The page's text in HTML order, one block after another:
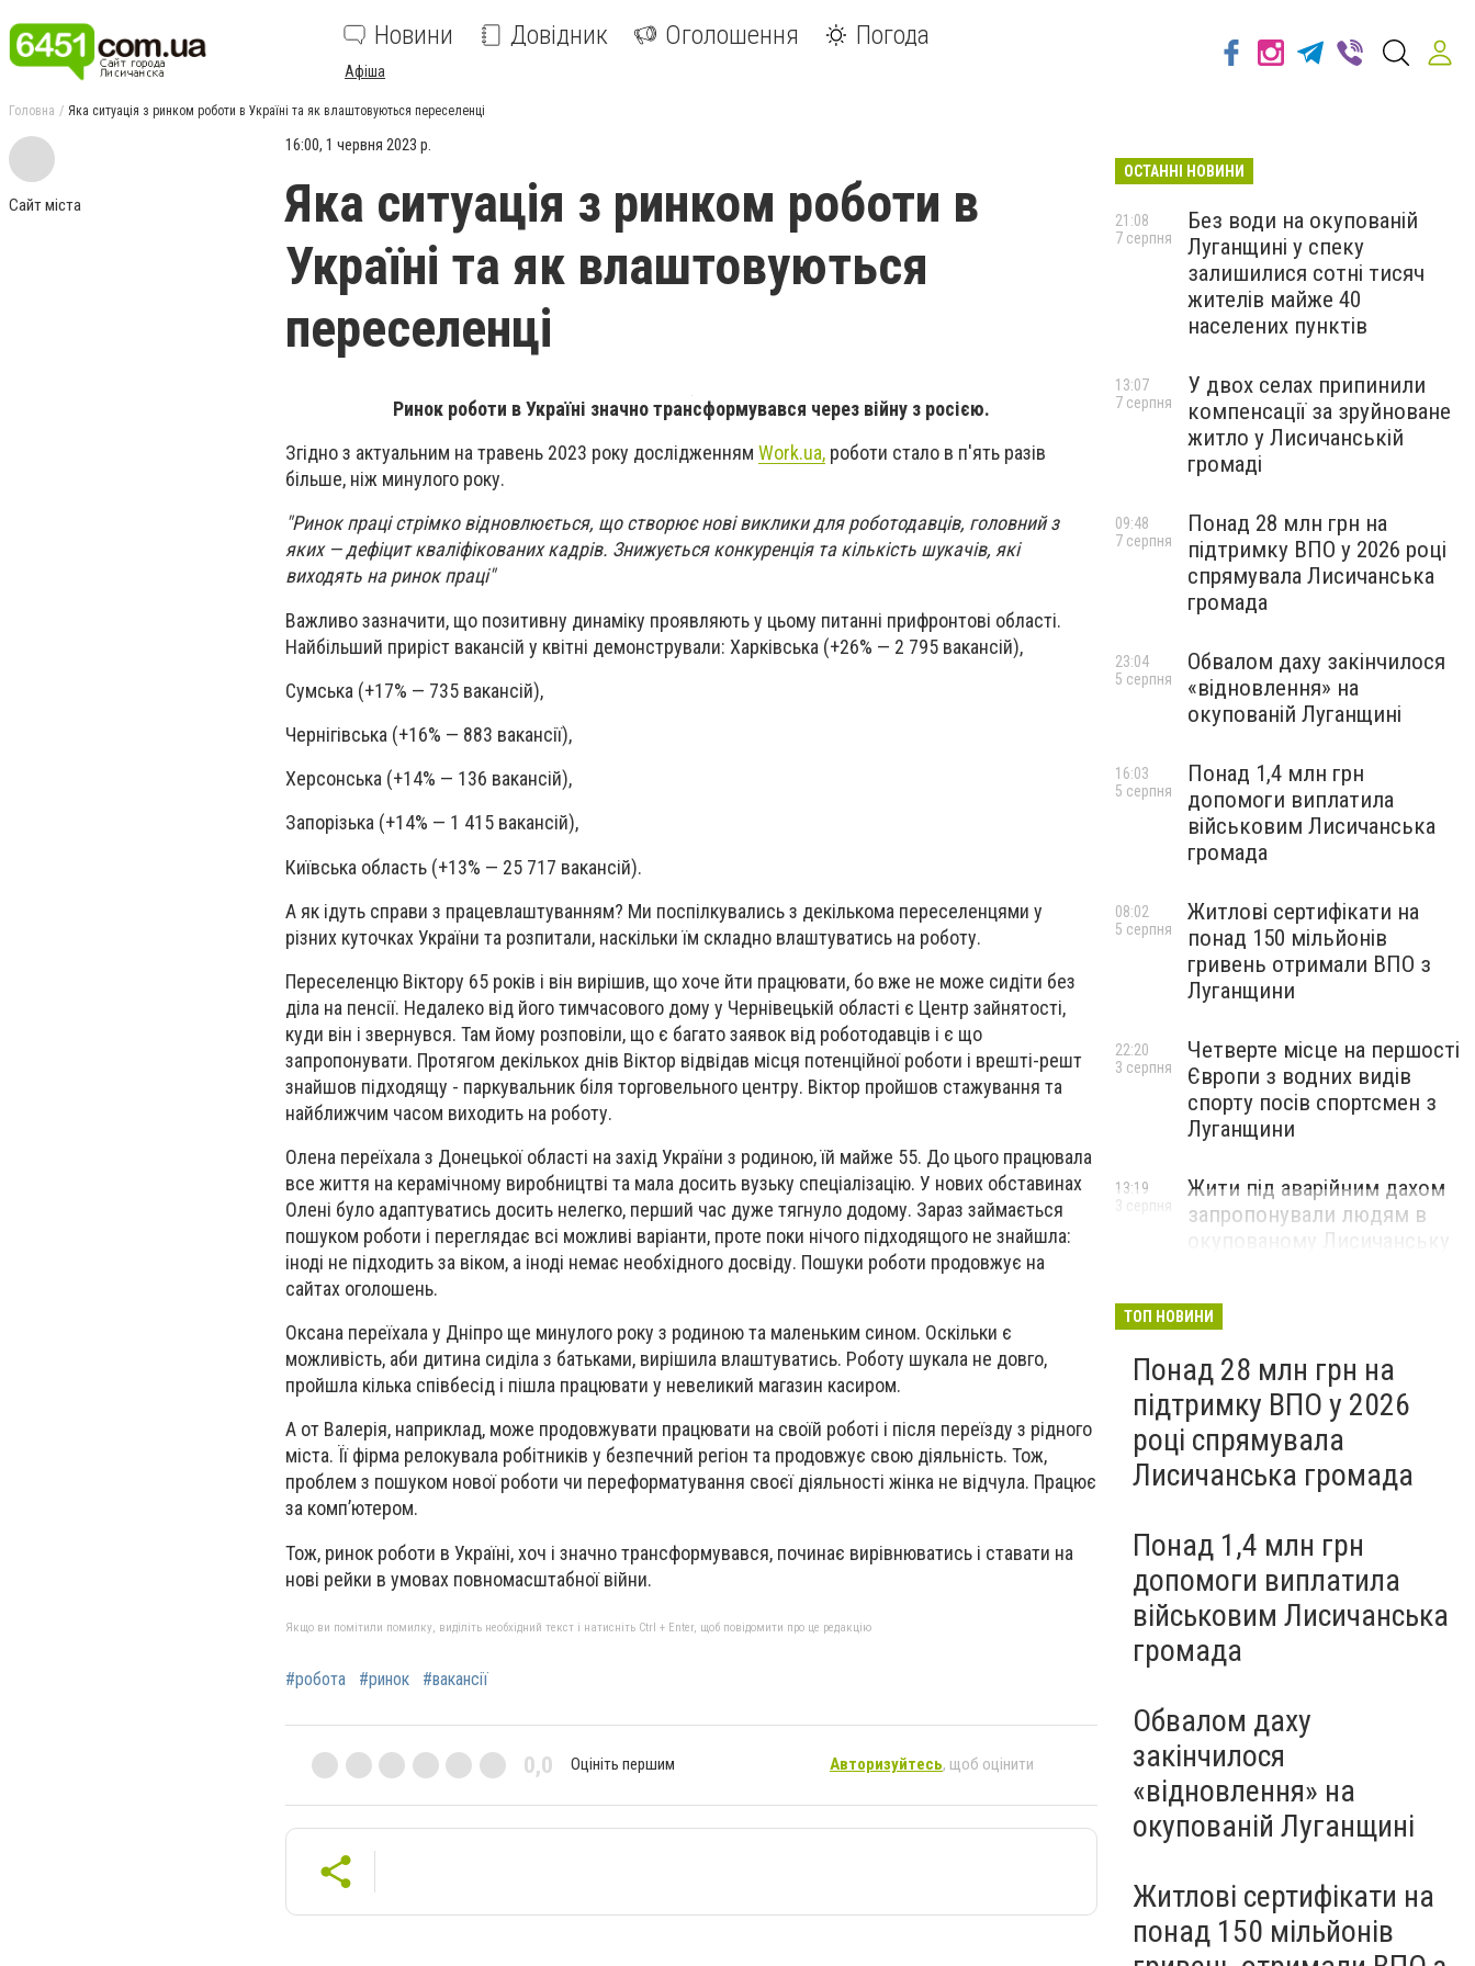
Новини Довідник Оголошення Погода
Афіша
Головна Яка ситуація з ринком роботи в Україні та як влаштовуються переселенці
Сайт міста
16:00, 1 червня 2023 р.
Яка ситуація з ринком роботи в
Україні та як влаштовуються
переселенці
Ринок роботи в Україні значно трансформувався через війну з росією.
Згідно з актуальним на травень 2023 року дослідженням Work.ua, роботи стало в п'ять разів
більше, ніж минулого року.
"Ринок праці стрімко відновлюється, що створює нові виклики для роботодавців, головний з
яких — дефіцит кваліфікованих кадрів. Знижується конкуренція та кількість шукачів, які
виходять на ринок праці"
Важливо зазначити, що позитивну динаміку проявляють у цьому питанні прифронтові області.
Найбільший приріст вакансій у квітні демонстрували: Харківська (+26% — 2 795 вакансій),
Сумська (+17% — 735 вакансій),
Чернігівська (+16% — 883 вакансії),
Херсонська (+14% — 136 вакансій),
Запорізька (+14% — 1 415 вакансій),
Київська область (+13% — 25 717 вакансій).
А як ідуть справи з працевлаштуванням? Ми поспілкувались з декількома переселенцями у
різних куточках України та розпитали, наскільки їм складно влаштуватись на роботу.
Переселенцю Віктору 65 років і він вирішив, що хоче йти працювати, бо вже не може сидіти без
діла на пенсії. Недалеко від його тимчасового дому у Чернівецькій області є Центр зайнятості,
куди він і звернувся. Там йому розповіли, що є багато заявок від роботодавців і є що
запропонувати. Протягом декількох днів Віктор відвідав місця потенційної роботи і врешті-решт
знайшов підходящу - паркувальник біля торговельного центру. Віктор пройшов стажування та
найближчим часом виходить на роботу.
Олена переїхала з Донецької області на захід України з родиною, їй майже 55. До цього працювала
все життя на керамічному виробництві та мала досить вузьку спеціалізацію. У нових обставинах
Олені було адаптуватись досить нелегко, перший час дуже тягнуло додому. Зараз займається
пошуком роботи і переглядає всі можливі варіанти, проте поки нічого підходящого не знайшла:
іноді не підходить за віком, а іноді немає необхідного досвіду. Пошуки роботи продовжує на
сайтах оголошень.
Оксана переїхала у Дніпро ще минулого року з родиною та маленьким сином. Оскільки є
можливість, аби дитина сиділа з батьками, вирішила влаштуватись. Роботу шукала не довго,
пройшла кілька співбесід і пішла працювати у невеликий магазин касиром.
А от Валерія, наприклад, може продовжувати працювати на своїй роботі і після переїзду з рідного
міста. Її фірма релокувала робітників у безпечний регіон та продовжує свою діяльність. Тож,
проблем з пошуком нової роботи чи переформатування своєї діяльності жінка не відчула. Працює
за комп’ютером.
Тож, ринок роботи в Україні, хоч і значно трансформувався, починає вирівнюватись і ставати на
нові рейки в умовах повномасштабної війни.
Якщо ви помітили помилку, виділіть необхідний текст і натисніть Ctrl + Enter, щоб повідомити про це редакцію
#робота #ринок #вакансії
0,0 Оцініть першим Авторизуйтесь, щоб оцінити
ОСТАННІ НОВИНИ
Без води на окупованій
Луганщині у спеку
залишилися сотні тисяч
жителів майже 40
населених пунктів
21:08
7 серпня
У двох селах припинили
компенсації за зруйноване
житло у Лисичанській
громаді
13:07
7 серпня
Понад 28 млн грн на
підтримку ВПО у 2026 році
спрямувала Лисичанська
громада
09:48
7 серпня
Обвалом даху закінчилося
«відновлення» на
окупованій Луганщині
23:04
5 серпня
Понад 1,4 млн грн
допомоги виплатила
військовим Лисичанська
громада
16:03
5 серпня
Житлові сертифікати на
понад 150 мільйонів
гривень отримали ВПО з
Луганщини
08:02
5 серпня
Четверте місце на першості
Європи з водних видів
спорту посів спортсмен з
Луганщини
22:20
3 серпня
Жити під аварійним дахом
запропонували людям в
окупованому Лисичанську
13:19
3 серпня
ТОП НОВИНИ
Понад 28 млн грн на
підтримку ВПО у 2026
році спрямувала
Лисичанська громада
Понад 1,4 млн грн
допомоги виплатила
військовим Лисичанська
громада
Обвалом даху
закінчилося
«відновлення» на
окупованій Луганщині
Житлові сертифікати на
понад 150 мільйонів